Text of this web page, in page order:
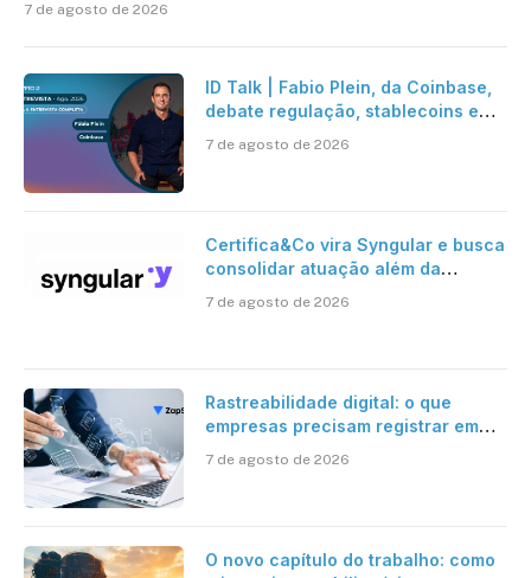
7 de agosto de 2026
ID Talk | Fabio Plein, da Coinbase,
debate regulação, stablecoins e
7 de agosto de 2026
Certifica&Co vira Syngular e busca
consolidar atuação além da
7 de agosto de 2026
Rastreabilidade digital: o que
empresas precisam registrar em
7 de agosto de 2026
O novo capítulo do trabalho: como